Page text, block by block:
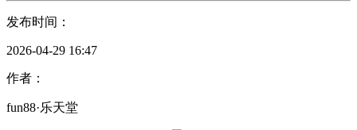
发布时间：
2026-04-29 16:47
作者：
fun88·乐天堂